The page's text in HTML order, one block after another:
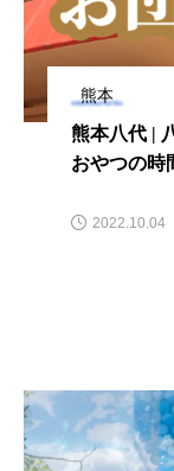
熊本
八代わらび
界の話題ス
2022.08.15